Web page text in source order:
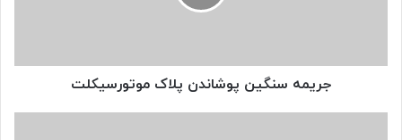
جریمه سنگین پوشاندن پلاک موتورسیکلت